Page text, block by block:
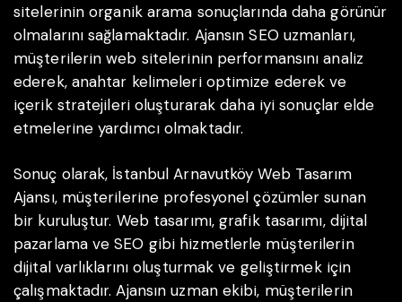
sitelerinin organik arama sonuçlarında daha görünür
olmalarını sağlamaktadır. Ajansın SEO uzmanları,
müşterilerin web sitelerinin performansını analiz
ederek, anahtar kelimeleri optimize ederek ve
içerik stratejileri oluşturarak daha iyi sonuçlar elde
etmelerine yardımcı olmaktadır.
Sonuç olarak, İstanbul Arnavutköy Web Tasarım
Ajansı, müşterilerine profesyonel çözümler sunan
bir kuruluştur. Web tasarımı, grafik tasarımı, dijital
pazarlama ve SEO gibi hizmetlerle müşterilerin
dijital varlıklarını oluşturmak ve geliştirmek için
çalışmaktadır. Ajansın uzman ekibi, müşterilerin